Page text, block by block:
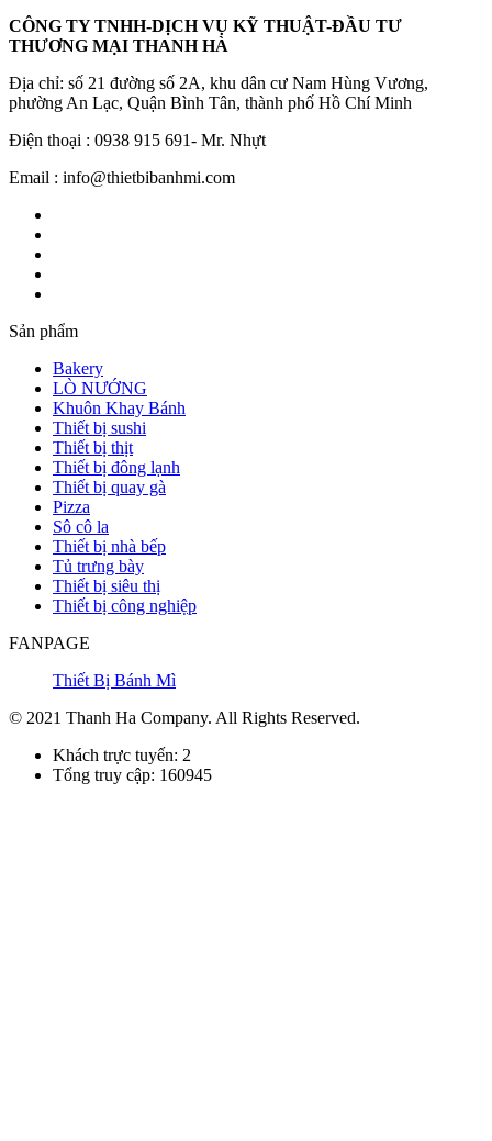
CÔNG TY TNHH-DỊCH VỤ KỸ THUẬT-ĐẦU TƯ
THƯƠNG MẠI THANH HÀ
Địa chỉ: số 21 đường số 2A, khu dân cư Nam Hùng Vương,
phường An Lạc, Quận Bình Tân, thành phố Hồ Chí Minh
Điện thoại : 0938 915 691- Mr. Nhựt
Email : info@thietbibanhmi.com
Sản phẩm
Bakery
LÒ NƯỚNG
Khuôn Khay Bánh
Thiết bị sushi
Thiết bị thịt
Thiết bị đông lạnh
Thiết bị quay gà
Pizza
Sô cô la
Thiết bị nhà bếp
Tủ trưng bày
Thiết bị siêu thị
Thiết bị công nghiệp
FANPAGE
Thiết Bị Bánh Mì
© 2021 Thanh Ha Company. All Rights Reserved.
Khách trực tuyến: 2
Tổng truy cập: 160945